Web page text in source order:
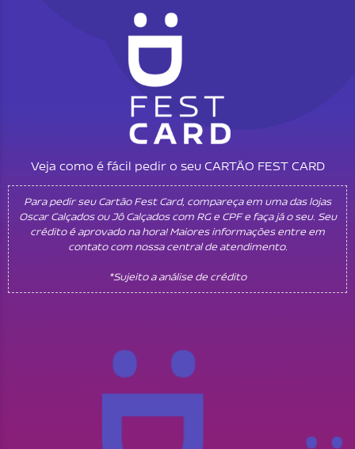
Veja como é fácil pedir o seu CARTÃO FEST CARD
Para pedir seu Cartão Fest Card, compareça em uma das lojas
Oscar Calçados ou Jô Calçados com RG e CPF e faça já o seu. Seu
crédito é aprovado na hora! Maiores informações entre em
contato com nossa central de atendimento.
*Sujeito a análise de crédito